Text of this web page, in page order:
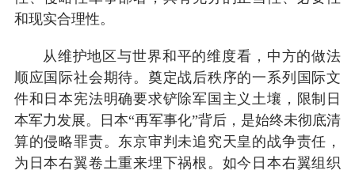
和现实合理性。
从维护地区与世界和平的维度看，中方的做法
顺应国际社会期待。奠定战后秩序的一系列国际文
件和日本宪法明确要求铲除军国主义土壤，限制日
本军力发展。日本“再军事化”背后，是始终未彻底清
算的侵略罪责。东京审判未追究天皇的战争责任，
为日本右翼卷土重来埋下祸根。如今日本右翼组织